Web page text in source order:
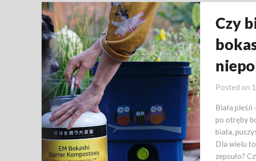
Czy
Posted on
Biała pleśń
po otręby
biała,
Dla wielu
zepsuło?